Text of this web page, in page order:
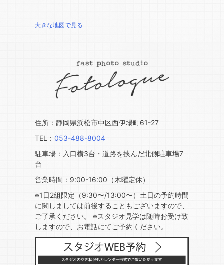
大きな地図で見る
住所：静岡県浜松市中区西伊場町61-27
TEL： 053-488-8004
駐車場：入口横3台・道路を挟んだ北側駐車場7
台
営業時間：9:00-16:00（木曜定休）
※1日2組限定（9:30〜/13:00〜）土日の予約時間
に関しましては前後することもございますので、
ご了承ください。 ※スタジオ見学は随時お受け致
しますので、お電話にてご予約ください。